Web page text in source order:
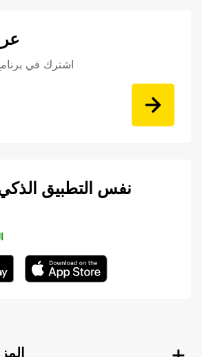
اشترك في
نفس التطبيق